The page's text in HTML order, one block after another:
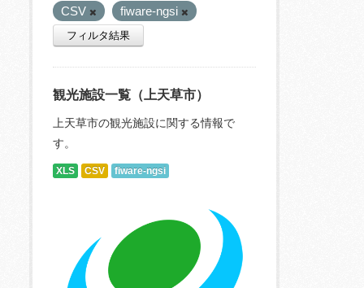
CSV
fiware-ngsi
フィルタ結果
観光施設一覧（上天草市）
上天草市の観光施設に関する情報で
す。
XLS CSV fiware-ngsi